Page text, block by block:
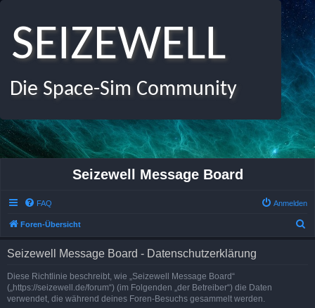
SEIZEWELL
Die Space-Sim Community
Seizewell Message Board
FAQ Anmelden
Foren-Übersicht
Seizewell Message Board - Datenschutzerklärung
Diese Richtlinie beschreibt, wie „Seizewell Message Board“
(„https://seizewell.de/forum“) (im Folgenden „der Betreiber“) die Daten
verwendet, die während deines Foren-Besuchs gesammelt werden.